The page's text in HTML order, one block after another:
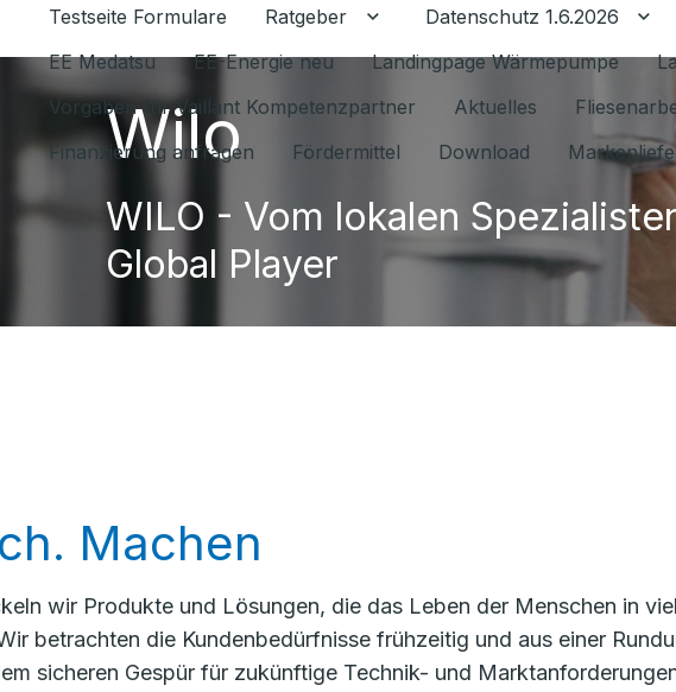
Testseite Formulare Ratgeber Untermenü für Ratgeber
Datenschutz 1.6.2026
EE Medatsu
EE-Energie neu Landingpage Wärmepumpe
Vorgaben für Vaillant Kompetenzpartner
Aktuelles
Finanzierung anfragen
Fördermittel Download
Wilo
WILO - Vom lokalen
Global Player
Machen
wir Produkte und Lösungen, die das Leben der Menschen in
betrachten die Kundenbedürfnisse frühzeitig und aus einer
sicheren Gespür für zukünftige Technik- und